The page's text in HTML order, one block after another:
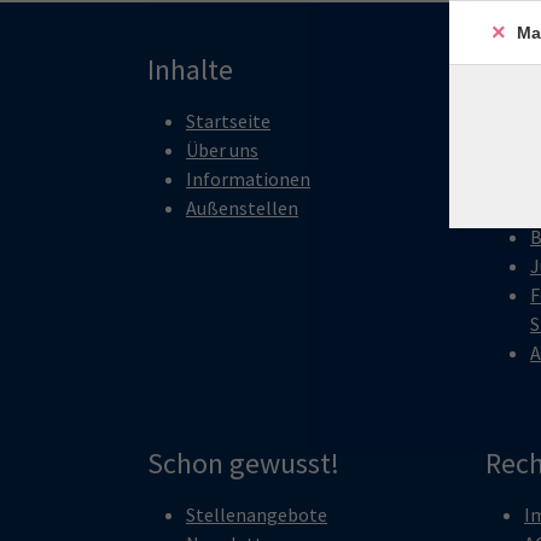
Inhalte
Startseite
Über uns
Informationen
Außenstellen
Schon gewusst!
Stellenangebote